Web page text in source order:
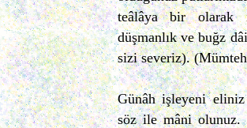
teâlâya bir olarak
düşmanlık ve buğz
sizi severiz).
Günâh işleyeni
söz ile mâni olunuz.